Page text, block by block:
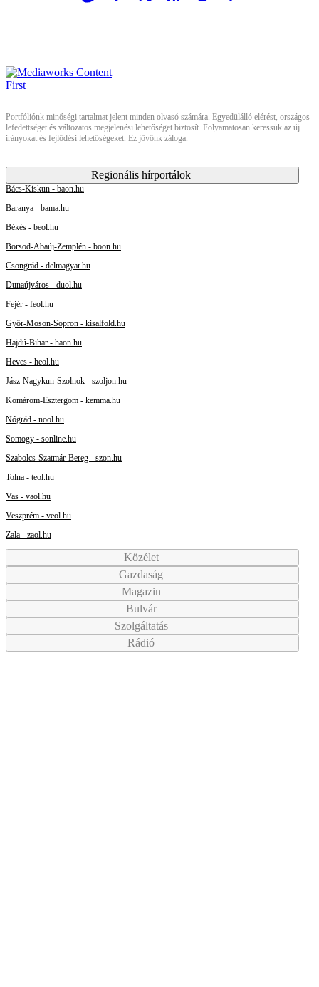
Portfóliónk minőségi tartalmat jelent minden olvasó számára. Egyedülálló elérést, országos
lefedettséget és változatos megjelenési lehetőséget biztosít. Folyamatosan keressük az új
irányokat és fejlődési lehetőségeket. Ez jövőnk záloga.
Regionális hírportálok
Bács-Kiskun - baon.hu
Baranya - bama.hu
Békés - beol.hu
Borsod-Abaúj-Zemplén - boon.hu
Csongrád - delmagyar.hu
Dunaújváros - duol.hu
Fejér - feol.hu
Győr-Moson-Sopron - kisalfold.hu
Hajdú-Bihar - haon.hu
Heves - heol.hu
Jász-Nagykun-Szolnok - szoljon.hu
Komárom-Esztergom - kemma.hu
Nógrád - nool.hu
Somogy - sonline.hu
Szabolcs-Szatmár-Bereg - szon.hu
Tolna - teol.hu
Vas - vaol.hu
Veszprém - veol.hu
Zala - zaol.hu
Közélet
Gazdaság
Magazin
Bulvár
Szolgáltatás
Rádió